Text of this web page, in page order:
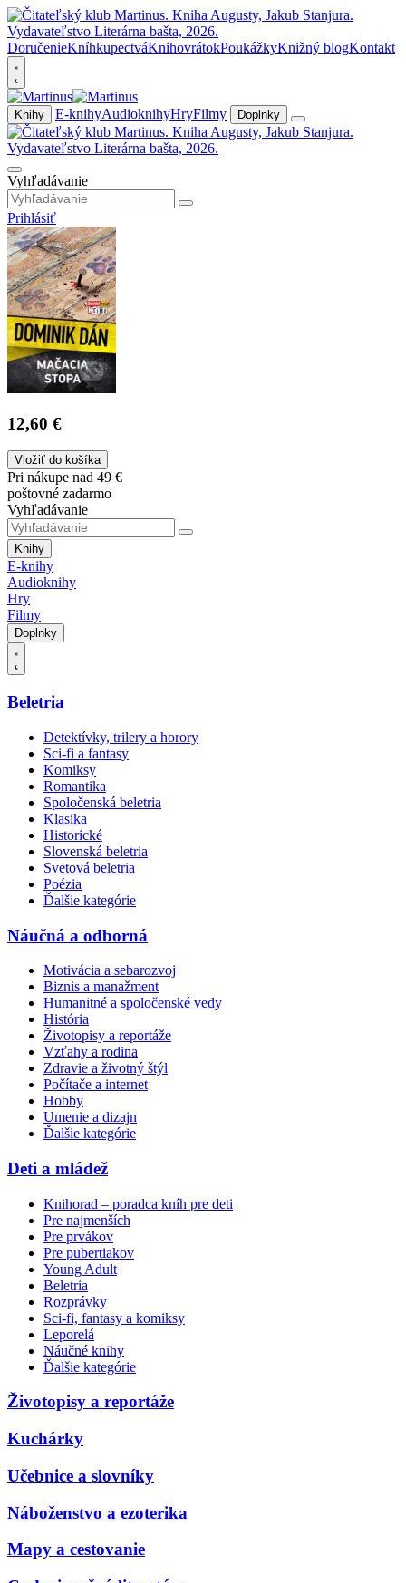
DoručenieKníhkupectváKnihovrátokPoukážkyKnižný blogKontakt
Knihy E-knihyAudioknihyHryFilmy Doplnky
Vyhľadávanie
Prihlásiť
12,60 €
Vložiť do košíka
Pri nákupe nad 49 €
poštovné zadarmo
Vyhľadávanie
Knihy
E-knihy
Audioknihy
Hry
Filmy
Doplnky
Beletria
Detektívky, trilery a horory
Sci-fi a fantasy
Komiksy
Romantika
Spoločenská beletria
Klasika
Historické
Slovenská beletria
Svetová beletria
Poézia
Ďalšie kategórie
Náučná a odborná
Motivácia a sebarozvoj
Biznis a manažment
Humanitné a spoločenské vedy
História
Životopisy a reportáže
Vzťahy a rodina
Zdravie a životný štýl
Počítače a internet
Hobby
Umenie a dizajn
Ďalšie kategórie
Deti a mládež
Knihorad – poradca kníh pre deti
Pre najmenších
Pre prvákov
Pre pubertiakov
Young Adult
Beletria
Rozprávky
Sci-fi, fantasy a komiksy
Leporelá
Náučné knihy
Ďalšie kategórie
Životopisy a reportáže
Kuchárky
Učebnice a slovníky
Náboženstvo a ezoterika
Mapy a cestovanie